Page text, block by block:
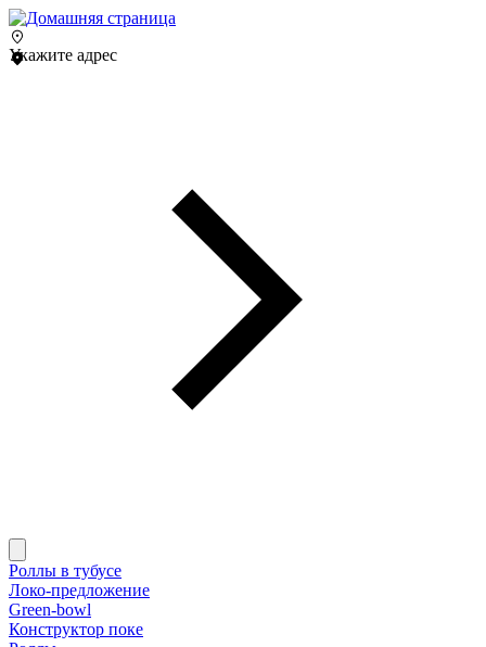
Укажите адрес
Роллы в тубусе
Локо-предложение
Green-bowl
Конструктор поке